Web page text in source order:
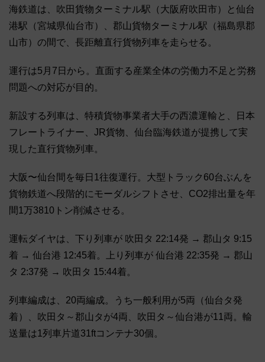
海鉄道は、吹田貨物ターミナル駅（大阪府吹田市）と仙台
港駅（宮城県仙台市）、郡山貨物ターミナル駅（福島県郡
山市）の間で、長距離直行貨物列車を走らせる。
運行は5月7日から。直面する産業全体の労働力不足と労務
問題への対応が目的。
新設する列車は、特積貨物事業者大手の西濃運輸と、日本
フレートライナー、JR貨物、仙台臨海鉄道が提携して実
現した直行貨物列車。
大阪〜仙台間を毎日1往復運行。大型トラック60台ぶんを
貨物鉄道へ段階的にモーダルシフトさせ、CO2排出量を年
間1万3810トン削減させる。
運転ダイヤは、下り列車が 吹田タ 22:14発 → 郡山タ 9:15
着 → 仙台港 12:45着。上り列車が 仙台港 22:35発 → 郡山
タ 2:37発 → 吹田タ 15:44着。
列車編成は、20両編成。うち一般利用が5両（仙台タ発
着）、吹田タ～郡山タが4両、吹田タ～仙台港が11両。輸
送量は1列車片道31ftコンテナ30個。